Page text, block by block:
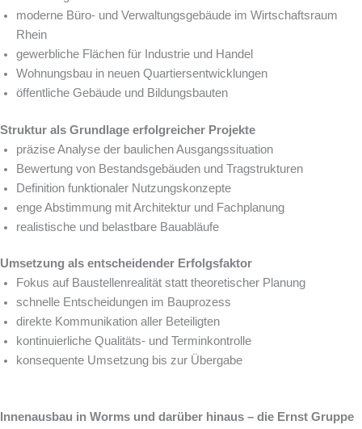
moderne Büro- und Verwaltungsgebäude im Wirtschaftsraum
Rhein
gewerbliche Flächen für Industrie und Handel
Wohnungsbau in neuen Quartiersentwicklungen
öffentliche Gebäude und Bildungsbauten
Struktur als Grundlage erfolgreicher Projekte
präzise Analyse der baulichen Ausgangssituation
Bewertung von Bestandsgebäuden und Tragstrukturen
Definition funktionaler Nutzungskonzepte
enge Abstimmung mit Architektur und Fachplanung
realistische und belastbare Bauabläufe
Umsetzung als entscheidender Erfolgsfaktor
Fokus auf Baustellenrealität statt theoretischer Planung
schnelle Entscheidungen im Bauprozess
direkte Kommunikation aller Beteiligten
kontinuierliche Qualitäts- und Terminkontrolle
konsequente Umsetzung bis zur Übergabe
Innenausbau in Worms und darüber hinaus – die Ernst Gruppe